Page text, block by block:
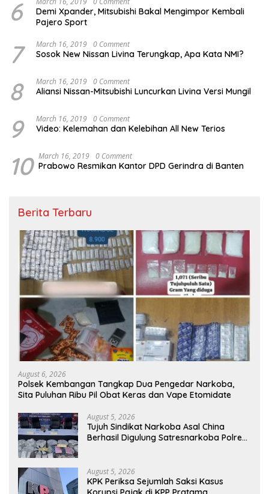
6
Demi Xpander, Mitsubishi Bakal Mengimpor Kembali
Pajero Sport
7 March 16, 2019 0 Comment
Sosok New Nissan Livina Terungkap, Apa Kata NMI?
8 March 16, 2019 0 Comment
Aliansi Nissan-Mitsubishi Luncurkan Livina Versi Mungil
9 March 16, 2019 0 Comment
Video: Kelemahan dan Kelebihan All New Terios
10 March 16, 2019 0 Comment
Prabowo Resmikan Kantor DPD Gerindra di Banten
Berita Terbaru
August 6, 2026
Polsek Kembangan Tangkap Dua Pengedar Narkoba,
Sita Puluhan Ribu Pil Obat Keras dan Vape Etomidate
August 5, 2026
Tujuh Sindikat Narkoba Asal China
Berhasil Digulung Satresnarkoba Polres
August 5, 2026
KPK Periksa Sejumlah Saksi Kasus